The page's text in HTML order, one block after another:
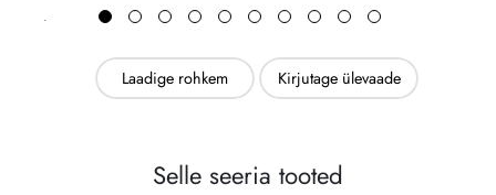
Laadige rohkem Kirjutage ülevaade
Selle seeria tooted